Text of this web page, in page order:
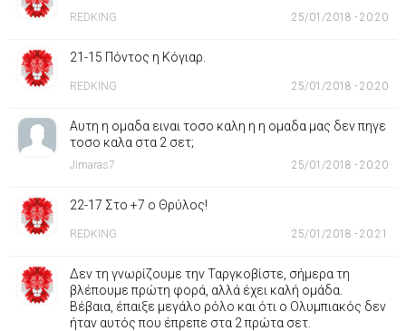
REDKING 25/01/2018 - 20:20
21-15 Πόντος η Κόγιαρ.
REDKING 25/01/2018 - 20:20
Αυτη η ομαδα ειναι τοσο καλη η η ομαδα μας δεν πηγε
τοσο καλα στα 2 σετ;
Jimaras7 25/01/2018 - 20:20
22-17 Στο +7 ο Θρύλος!
REDKING 25/01/2018 - 20:21
Δεν τη γνωρίζουμε την Ταργκοβίστε, σήμερα τη
βλέπουμε πρώτη φορά, αλλά έχει καλή ομάδα.
Βέβαια, έπαιξε μεγάλο ρόλο και ότι ο Ολυμπιακός δεν
ήταν αυτός που έπρεπε στα 2 πρώτα σετ.